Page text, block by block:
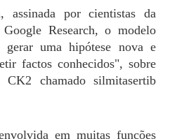
por cientistas da
Research, o modelo
uma hipótese nova e
factos conhecidos", sobre
chamado silmitasertib
em muitas funções